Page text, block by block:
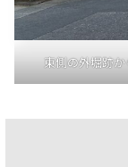
東側の外堀跡か